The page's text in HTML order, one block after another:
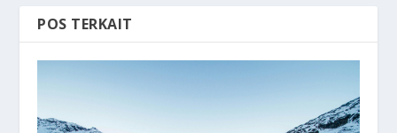
POS TERKAIT